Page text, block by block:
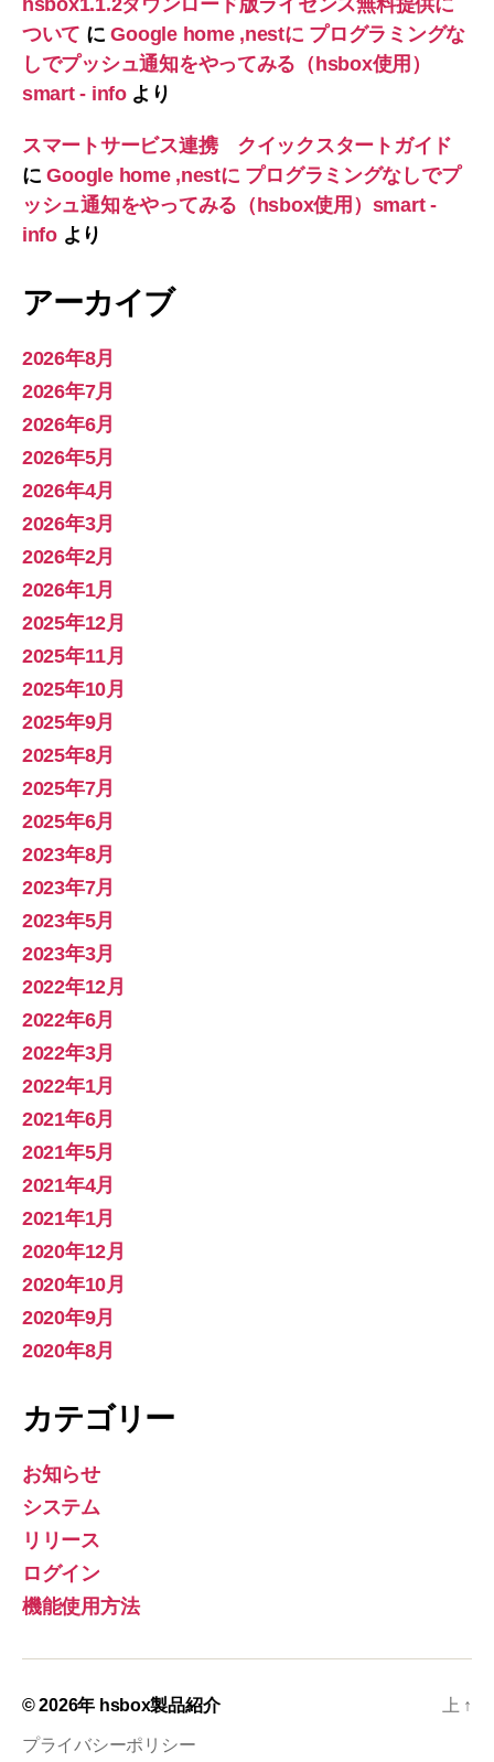
ついて にGoogle home ,nestに プログラミングな
しでプッシュ通知をやってみる（hsbox使用）
smart - infoより
スマートサービス連携 クイックスタートガイド
にGoogle home ,nestに プログラミングなしでプ
ッシュ通知をやってみる（hsbox使用）smart -
infoより
アーカイブ
2026年8月
2026年7月
2026年6月
2026年5月
2026年4月
2026年3月
2026年2月
2026年1月
2025年12月
2025年11月
2025年10月
2025年9月
2025年8月
2025年7月
2025年6月
2023年8月
2023年7月
2023年5月
2023年3月
2022年12月
2022年6月
2022年3月
2022年1月
2021年6月
2021年5月
2021年4月
2021年1月
2020年12月
2020年10月
2020年9月
2020年8月
カテゴリー
お知らせ
システム
リリース
ログイン
機能使用方法
© 2026年 hsbox製品紹介
プライバシーポリシー
上 ↑